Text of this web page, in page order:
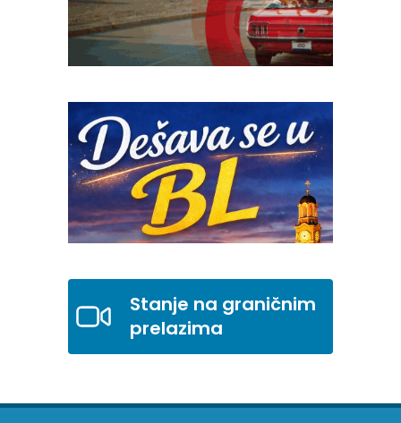
Stanje na graničnim
prelazima